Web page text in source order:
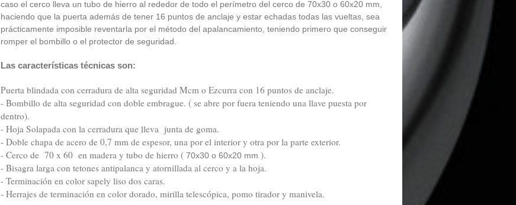
caso el cerco lleva un tubo de hierro al rededor de todo el perímetro del cerco de 70x30 o 60x20 mm,
haciendo que la puerta además de tener 16 puntos de anclaje y estar echadas todas las vueltas, sea
prácticamente imposible reventarla por el método del apalancamiento, teniendo primero que conseguir
romper el bombillo o el protector de seguridad.
Las características técnicas son:
Puerta blindada con cerradura de alta seguridad Mcm o Ezcurra con 16 puntos de anclaje.
- Bombillo de alta seguridad con doble embrague. ( se abre por fuera teniendo una llave puesta por
dentro).
- Hoja Solapada con la cerradura que lleva junta de goma.
- Doble chapa de acero de 0,7 mm de espesor, una por el interior y otra por la parte exterior.
- Cerco de 70 x 60 en madera y tubo de hierro ( 70x30 o 60x20 mm ).
- Bisagra larga con tetones antipalanca y atornillada al cerco y a la hoja.
- Terminación en color sapely liso dos caras.
- Herrajes de terminación en color dorado, mirilla telescópica, pomo tirador y manivela.